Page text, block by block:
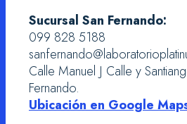
Sucursal San Fernando:
099 828 5188
Calle Manuel J Calle y
Fernando.
Ubicación en Google